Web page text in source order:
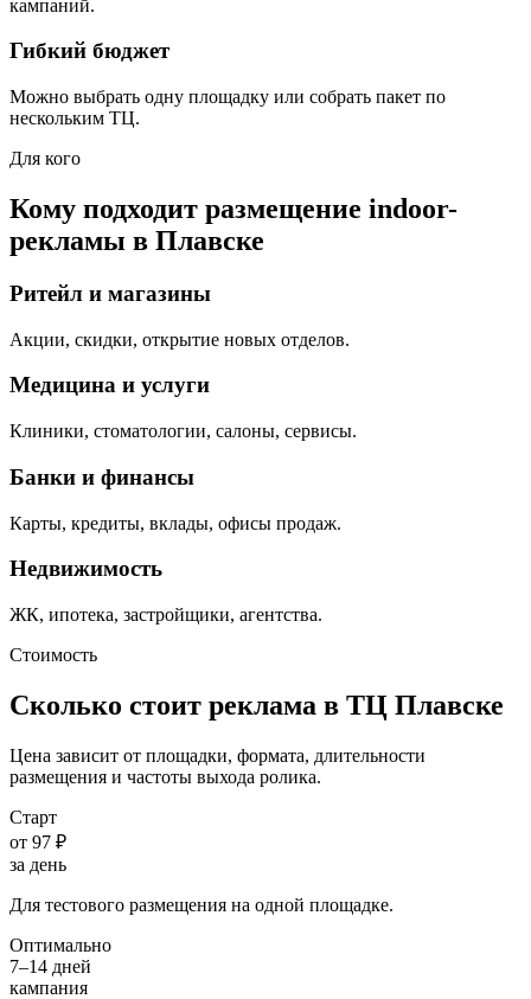
кампаний.
Гибкий бюджет
Можно выбрать одну площадку или собрать пакет по
нескольким ТЦ.
Для кого
Кому подходит размещение indoor-
рекламы в Плавске
Ритейл и магазины
Акции, скидки, открытие новых отделов.
Медицина и услуги
Клиники, стоматологии, салоны, сервисы.
Банки и финансы
Карты, кредиты, вклады, офисы продаж.
Недвижимость
ЖК, ипотека, застройщики, агентства.
Стоимость
Сколько стоит реклама в ТЦ Плавске
Цена зависит от площадки, формата, длительности
размещения и частоты выхода ролика.
Старт
от 97 ₽
за день
Для тестового размещения на одной площадке.
Оптимально
7–14 дней
кампания